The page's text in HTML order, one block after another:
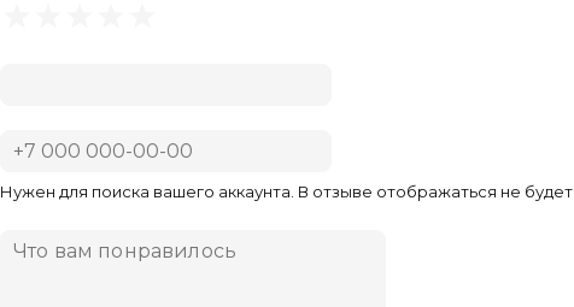
Нужен для поиска вашего аккаунта. В отзыве отображаться не будет.